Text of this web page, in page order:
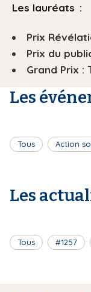
Les lauréats :
Prix
Prix du
Grand Prix :
Les
Tous Action
Les
Tous #1257